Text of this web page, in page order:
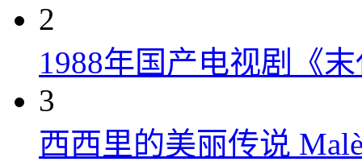
2
1988年国产电视剧《
3
西西里的美丽传说